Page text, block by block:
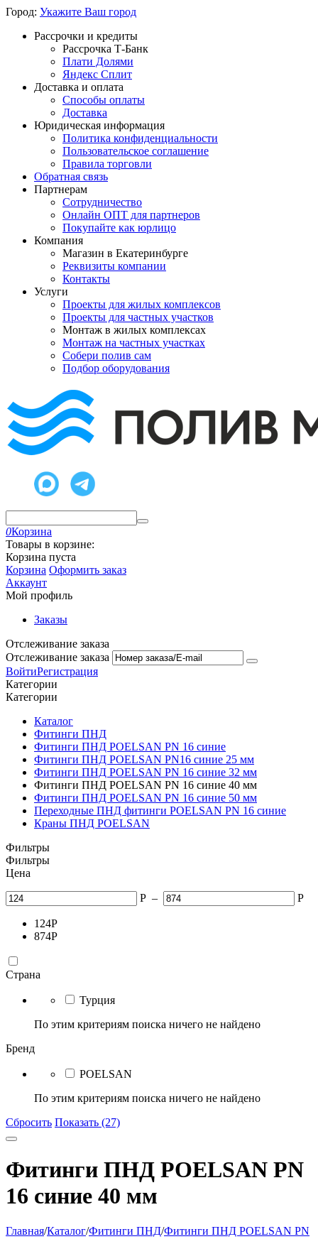
Город: Укажите Ваш город
Рассрочки и кредиты
Рассрочка Т-Банк
Плати Долями
Яндекс Сплит
Доставка и оплата
Способы оплаты
Доставка
Юридическая информация
Политика конфиденциальности
Пользовательское соглашение
Правила торговли
Обратная связь
Партнерам
Сотрудничество
Онлайн ОПТ для партнеров
Покупайте как юрлицо
Компания
Магазин в Екатеринбурге
Реквизиты компании
Контакты
Услуги
Проекты для жилых комплексов
Проекты для частных участков
Монтаж в жилых комплексах
Монтаж на частных участках
Собери полив сам
Подбор оборудования
0Корзина
Товары в корзине:
Корзина пуста
Корзина Оформить заказ
Аккаунт
Мой профиль
Заказы
Отслеживание заказа
Отслеживание заказа
ВойтиРегистрация
Категории
Категории
Каталог
Фитинги ПНД
Фитинги ПНД POELSAN PN 16 синие
Фитинги ПНД POELSAN PN16 синие 25 мм
Фитинги ПНД POELSAN PN 16 синие 32 мм
Фитинги ПНД POELSAN PN 16 синие 40 мм
Фитинги ПНД POELSAN PN 16 синие 50 мм
Переходные ПНД фитинги POELSAN PN 16 синие
Краны ПНД POELSAN
Фильтры
Фильтры
Цена
Р – Р
124Р
874Р
Страна
Турция
По этим критериям поиска ничего не найдено
Бренд
POELSAN
По этим критериям поиска ничего не найдено
Сбросить Показать (27)
Фитинги ПНД POELSAN PN
16 синие 40 мм
Главная/Каталог/Фитинги ПНД/Фитинги ПНД POELSAN PN